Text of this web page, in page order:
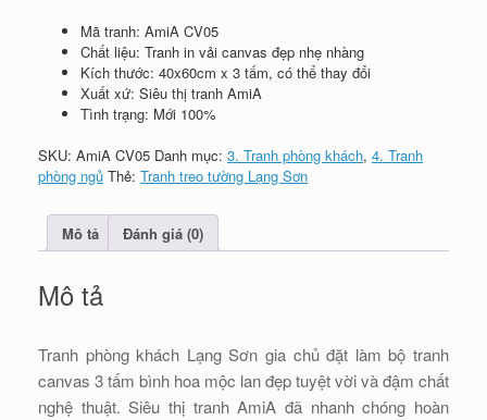
Mã tranh: AmiA CV05
Chất liệu: Tranh in vải canvas đẹp nhẹ nhàng
Kích thước: 40x60cm x 3 tấm, có thể thay đổi
Xuất xứ: Siêu thị tranh AmiA
Tình trạng: Mới 100%
SKU: AmiA CV05 Danh mục: 3. Tranh phòng khách, 4. Tranh
phòng ngủ Thẻ: Tranh treo tường Lạng Sơn
Mô tả Đánh giá (0)
Mô tả
Tranh phòng khách Lạng Sơn gia chủ đặt làm bộ tranh
canvas 3 tấm bình hoa mộc lan đẹp tuyệt vời và đậm chất
nghệ thuật. Siêu thị tranh AmiA đã nhanh chóng hoàn